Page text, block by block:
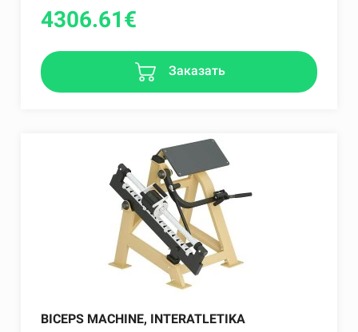
4306.61€
Заказать
BICEPS MACHINE, INTERATLETIKA